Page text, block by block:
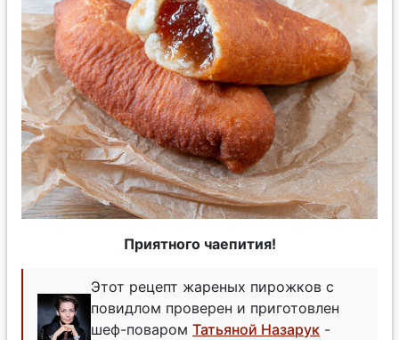
Приятного чаепития!
Этот рецепт жареных пирожков с
повидлом проверен и приготовлен
шеф-поваром Татьяной Назарук -